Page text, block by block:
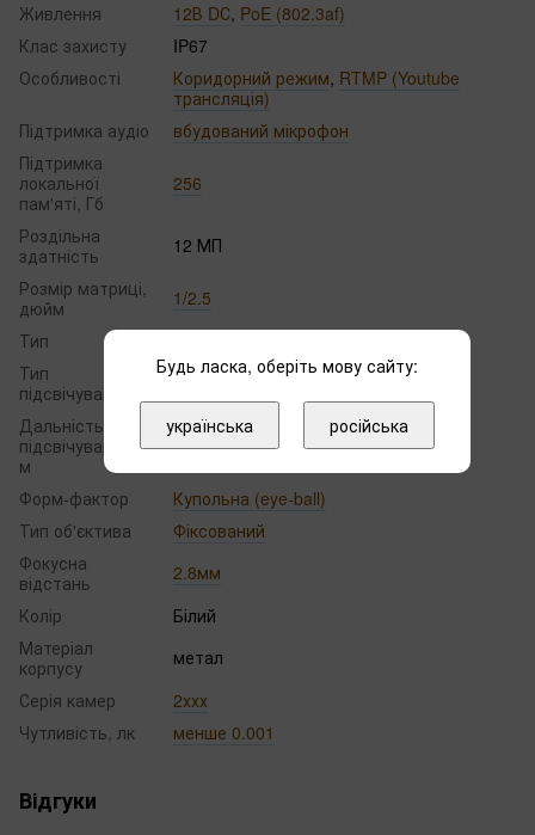
Живлення 12В DС, PoE (802.3af)
Клас захисту
IP67
Особливості
Коридорний режим, RTMP (Youtube
трансляція)
Підтримка аудіо
вбудований мікрофон
Підтримка
локальної
пам'яті, Гб
256
Роздільна
здатність
12 МП
Розмір матриці,
дюйм
1/2.5
Тип
Тип
підсвічування
ІЧ+Видиме світло
Дальність
підсвічування,
м
30 і менше
Форм-фактор
Купольна (eye-ball)
Тип об'єктива
Фіксований
Фокусна
відстань
2.8мм
Колір
Білий
Матеріал
корпусу
метал
Серія камер
2ххх
Чутливість, лк
менше 0.001
Відгуки
Будь ласка, оберіть мову сайту:
українська російська